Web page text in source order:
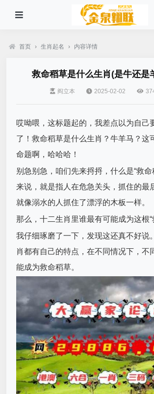
首页 › 生肖起名 › 内容详情
救命稻草是什么生肖(是牛还是
阎立本 2025-02-02
哎呦喂，这标题起的，我差点以为自己
了！救命稻草是什么生肖？牛羊马？这
命题啊，哈哈哈！
别急别急，咱们先来捋捋，什么是“救命
来说，就是指人在危急关头，抓住的最
就像溺水的人抓住了漂浮的木板一样。
那么，十二生肖里谁最有可能成为这根“
我仔细琢磨了一下，发现这还真不好说
肖都有自己的特点，在不同情况下，不
能成为救命稻草。